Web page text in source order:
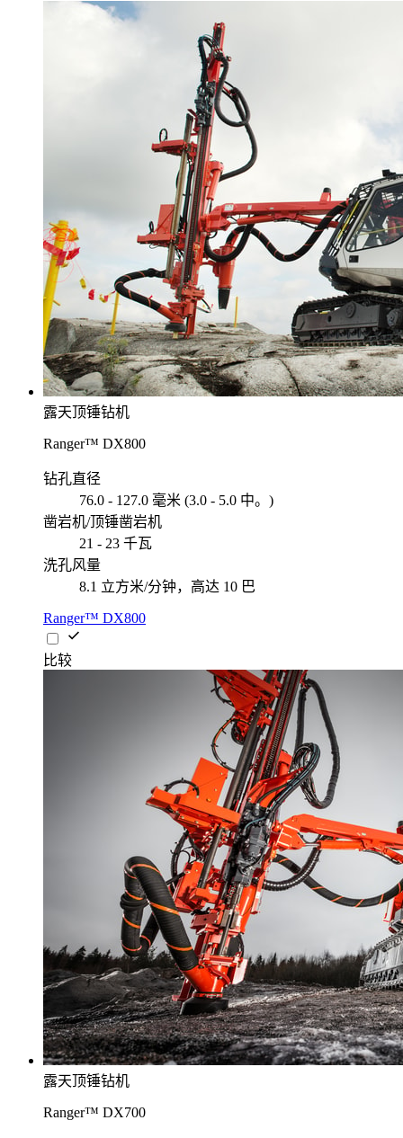
露天顶锤钻机
Ranger™ DX800
钻孔直径
76.0 - 127.0 毫米 (3.0 - 5.0 中。)
凿岩机/顶锤凿岩机
21 - 23 千瓦
洗孔风量
8.1 立方米/分钟，高达 10 巴
Ranger™ DX800
比较
露天顶锤钻机
Ranger™ DX700